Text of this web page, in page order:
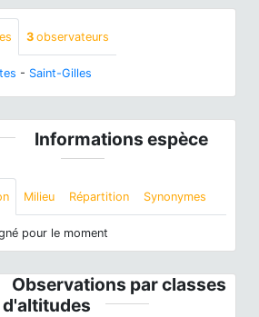
3 observateurs
- Saint-Gilles
Informations espèce
Milieu Répartition Synonymes
pour le moment
Observations par classes
d'altitudes